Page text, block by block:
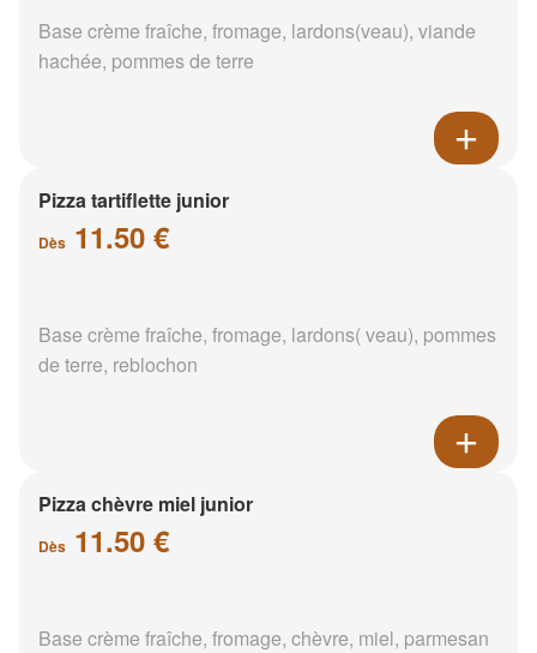
Base crème fraîche, fromage, lardons(veau), viande
hachée, pommes de terre
Pizza tartiflette junior
Dès 11.50 €
Base crème fraîche, fromage, lardons( veau), pommes
de terre, reblochon
Pizza chèvre miel junior
Dès 11.50 €
Base crème fraîche, fromage, chèvre, miel, parmesan